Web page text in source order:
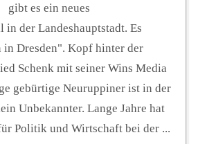
gibt es ein neues
der Landeshauptstadt. Es
in Dresden". Kopf hinter der
Schenk mit seiner Wins Media
gebürtige Neuruppiner ist in der
Unbekannter. Lange Jahre hat
Politik und Wirtschaft bei der ...